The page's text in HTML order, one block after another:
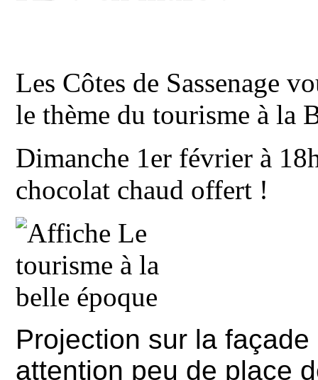
Les Côtes de Sassenage
le thème du tourisme à la
Dimanche 1er février à
chocolat chaud offert !
Projection sur la façade
attention peu de place